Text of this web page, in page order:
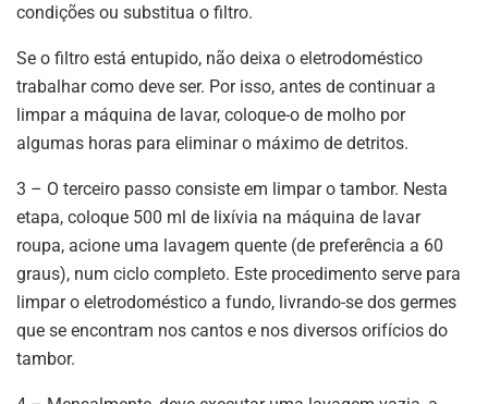
condições ou substitua o filtro.
Se o filtro está entupido, não deixa o eletrodoméstico
trabalhar como deve ser. Por isso, antes de continuar a
limpar a máquina de lavar, coloque-o de molho por
algumas horas para eliminar o máximo de detritos.
3 – O terceiro passo consiste em limpar o tambor. Nesta
etapa, coloque 500 ml de lixívia na máquina de lavar
roupa, acione uma lavagem quente (de preferência a 60
graus), num ciclo completo. Este procedimento serve para
limpar o eletrodoméstico a fundo, livrando-se dos germes
que se encontram nos cantos e nos diversos orifícios do
tambor.